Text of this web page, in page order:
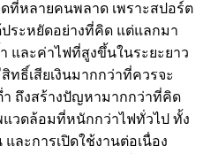
หลายคนพลาด เพราะสปอร์ต
ระหยัดอย่างที่คิด แต่แลกมา
และค่าไฟที่สูงขึ้นในระยะยาว
ทธิ์เสียเงินมากกว่าที่ควรจะ
ถึงสร้างปัญหามากกว่าที่คิด
วดล้อมที่หนักกว่าไฟทั่วไป ทั้ง
ละการเปิดใช้งานต่อเนื่อง